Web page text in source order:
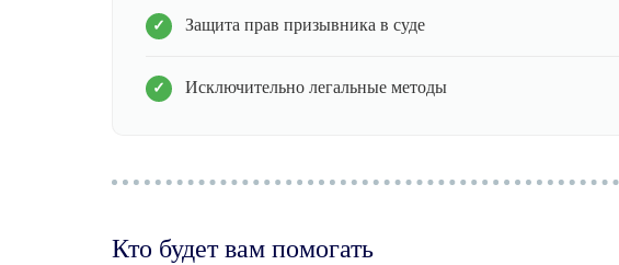
Защита прав призывника в суде
Исключительно легальные методы
Кто будет вам помогать